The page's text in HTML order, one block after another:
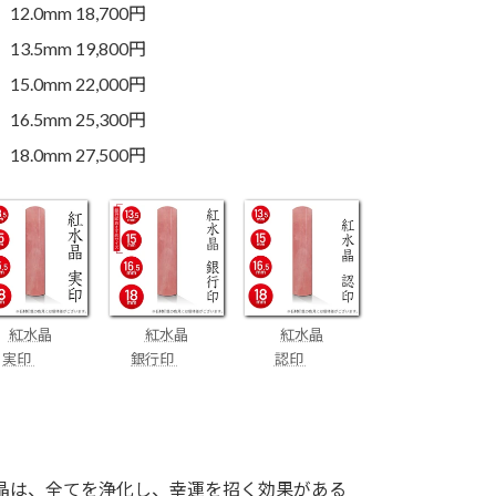
12.0mm 18,700円
13.5mm 19,800円
15.0mm 22,000円
16.5mm 25,300円
18.0mm 27,500円
紅水晶
実印
紅水晶
銀行印
紅水晶
認印
は、全てを浄化し、幸運を招く効果がある